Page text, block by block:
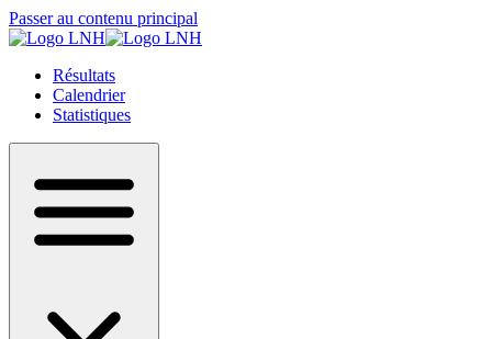
Passer au contenu principal
Résultats
Calendrier
Statistiques